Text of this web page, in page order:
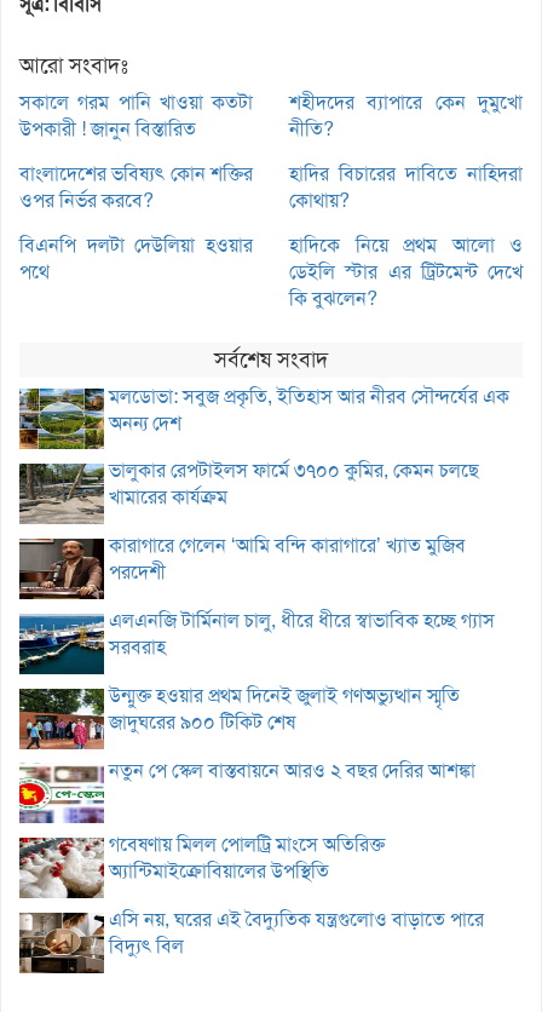
আরো সংবাদঃ
সকালে গরম পানি খাওয়া কতটা
উপকারী ! জানুন বিস্তারিত
শহীদদের ব্যাপারে কেন দুমুখো
নীতি?
বাংলাদেশের ভবিষ্যৎ কোন শক্তির
ওপর নির্ভর করবে?
হাদির বিচারের দাবিতে নাহিদরা
কোথায়?
বিএনপি দলটা দেউলিয়া হওয়ার
পথে
হাদিকে নিয়ে প্রথম আলো ও
ডেইলি স্টার এর ট্রিটমেন্ট দেখে
কি বুঝলেন?
সর্বশেষ সংবাদ
মলডোভা: সবুজ প্রকৃতি, ইতিহাস আর নীরব সৌন্দর্যের এক
অনন্য দেশ
ভালুকার রেপটাইলস ফার্মে ৩৭০০ কুমির, কেমন চলছে
খামারের কার্যক্রম
কারাগারে গেলেন ‘আমি বন্দি কারাগারে’ খ্যাত মুজিব
পরদেশী
এলএনজি টার্মিনাল চালু, ধীরে ধীরে স্বাভাবিক হচ্ছে গ্যাস
সরবরাহ
উন্মুক্ত হওয়ার প্রথম দিনেই জুলাই গণঅভ্যুত্থান স্মৃতি
জাদুঘরের ৯০০ টিকিট শেষ
নতুন পে স্কেল বাস্তবায়নে আরও ২ বছর দেরির আশঙ্কা
গবেষণায় মিলল পোলট্রি মাংসে অতিরিক্ত
অ্যান্টিমাইক্রোবিয়ালের উপস্থিতি
এসি নয়, ঘরের এই বৈদ্যুতিক যন্ত্রগুলোও বাড়াতে পারে
বিদ্যুৎ বিল